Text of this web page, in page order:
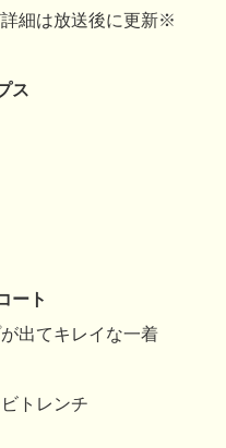
細は放送後に更新※
ス
ート
出てキレイな一着
トレンチ